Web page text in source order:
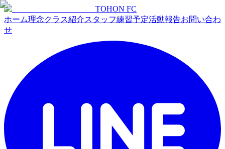
TOHON FC
ホーム理念クラス紹介スタッフ練習予定活動報告お問い合わ
せ